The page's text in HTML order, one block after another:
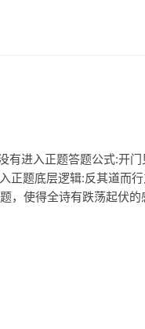
有进入正题答题公式:开门
正题底层逻辑:反其道而
，使得全诗有跌荡起伏的